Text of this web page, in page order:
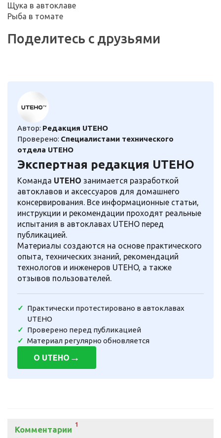
Щука в автоклаве
Рыба в томате
Поделитесь с друзьями
Автор: Редакция UTEHO
Проверено: Специалистами технического
отдела UTEHO
Экспертная редакция UTEHO
Команда UTEHO занимается разработкой
автоклавов и аксессуаров для домашнего
консервирования. Все информационные статьи,
инструкции и рекомендации проходят реальные
испытания в автоклавах UTEHO перед
публикацией.
Материалы создаются на основе практического
опыта, технических знаний, рекомендаций
технологов и инженеров UTEHO, а также
отзывов пользователей.
Практически протестировано в автоклавах
UTEHO
Проверено перед публикацией
Материал регулярно обновляется
О UTEHO →
Комментарии
1